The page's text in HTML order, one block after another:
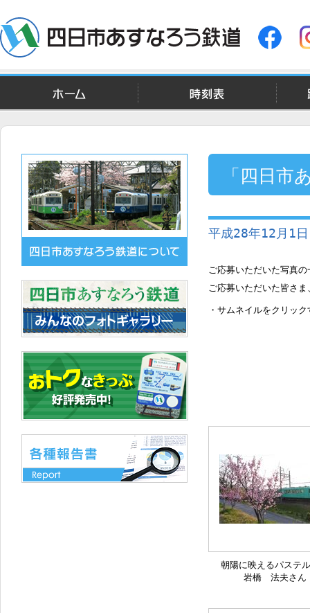
「四日
ー」
平成28年12月1
ご応募いただいた写真
ご応募いただいた皆さ
・サムネイルをクリッ
朝陽に映えるパステ
岩橋 法夫さん